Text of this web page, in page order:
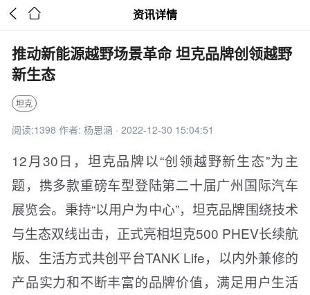
  资讯详情
推动新能源越野场景革命 坦克品牌创领越野
新生态
坦克
阅读:1398 作者: 杨思涵 · 2022-12-30 15:04:51
12月30日，坦克品牌以“创领越野新生态”为主
题，携多款重磅车型登陆第二十届广州国际汽车
展览会。秉持“以用户为中心”，坦克品牌围绕技术
与生态双线出击，正式亮相坦克500 PHEV长续航
版、生活方式共创平台TANK Life，以内外兼修的
产品实力和不断丰富的品牌价值，满足用户生活